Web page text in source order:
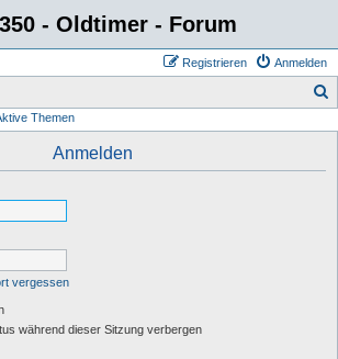
- Oldtimer - Forum
Anmelden
Registrieren
Themen
Anmelden
vergessen
während dieser Sitzung verbergen